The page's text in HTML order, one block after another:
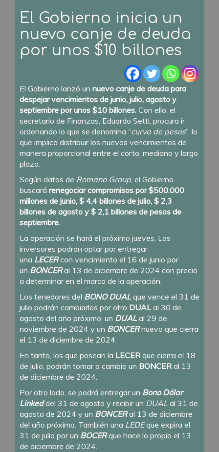
El Gobierno inicia un
nuevo canje de deuda
por unos $10 billones
El Gobierno lanzó un nuevo canje de deuda para
despejar vencimientos de junio, julio, agosto y
septiembre por unos $10 billones. Con ello, el
secretario de Finanzas, Eduardo Setti, procura ir
ordenando lo que se denomina “curva de pesos”, lo
que implica distribuir los nuevos vencimientos de
manera proporcional entre el corto, mediano y largo
plazo.
Según datos de Romano Group, el Gobierno
buscará renegociar compromisos por $500.000
millones de junio, $ 4,4 billones de julio, $ 2,3
billones de agosto y $ 2,1 billones de pesos de
septiembre.
La operación se hará el próximo jueves. Los
inversores podrán optar por entregar
una LECER con vencimiento el 16 de junio por
un BONCER al 13 de diciembre de 2024 con precio
a determinar en el marco de la operación.
Los tenedores del BONO DUAL que vence el 31 de
julio podrán cambiarlos por otro DUALal 30 de
agosto del año próximo; un DUAL al 29 de
noviembre de 2024 y un BONCER nuevo que cierra
el 13 de diciembre de 2024.
En tanto, los que posean la LECERque cierra el 18
de julio, podrán tomar a cambio un BONCERal 13
de diciembre de 2024.
Por otro lado, se podrá entregar un Bono Dólar
Linkeddel 31 de agosto y recibir un DUAL al 31 de
agosto de 2024 y un BONCER al 13 de diciembre
del año próximo. También una LEDEque expira el
31 de julio por un BOCER que hace lo propio el 13
de diciembre de 2024.